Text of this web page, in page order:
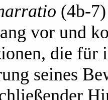
(4b-
vor und
die für
seines